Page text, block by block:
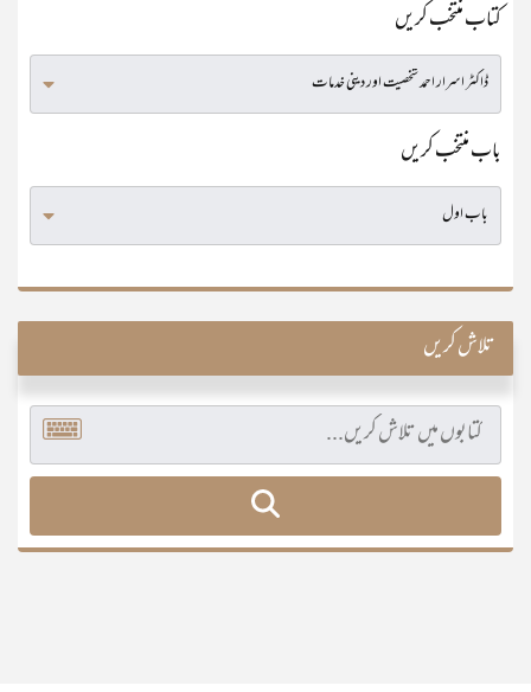
کتاب منتخب کریں
باب منتخب کریں
تلاش کریں